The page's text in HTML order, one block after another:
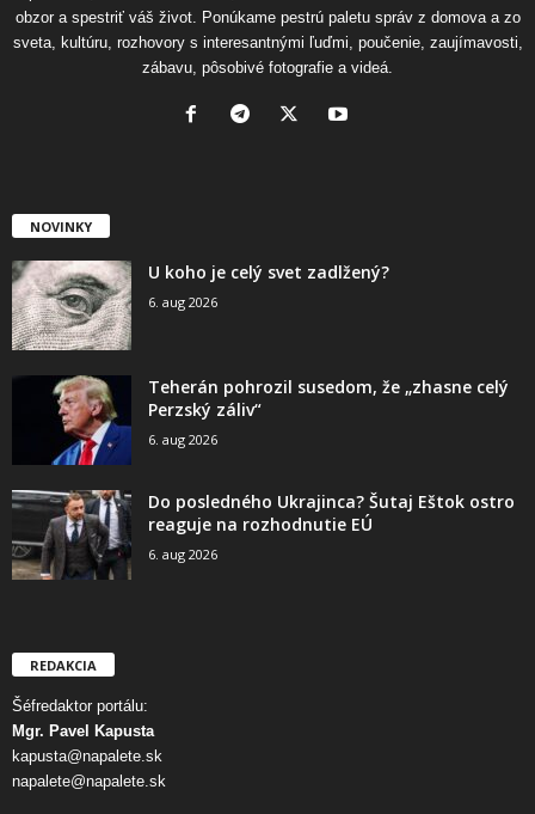
obzor a spestriť váš život. Ponúkame pestrú paletu správ z domova a zo
sveta, kultúru, rozhovory s interesantnými ľuďmi, poučenie, zaujímavosti,
zábavu, pôsobivé fotografie a videá.
NOVINKY
U koho je celý svet zadlžený?
6. aug 2026
Teherán pohrozil susedom, že „zhasne celý
Perzský záliv“
6. aug 2026
Do posledného Ukrajinca? Šutaj Eštok ostro
reaguje na rozhodnutie EÚ
6. aug 2026
REDAKCIA
Šéfredaktor portálu:
Mgr. Pavel Kapusta
kapusta@napalete.sk
napalete@napalete.sk